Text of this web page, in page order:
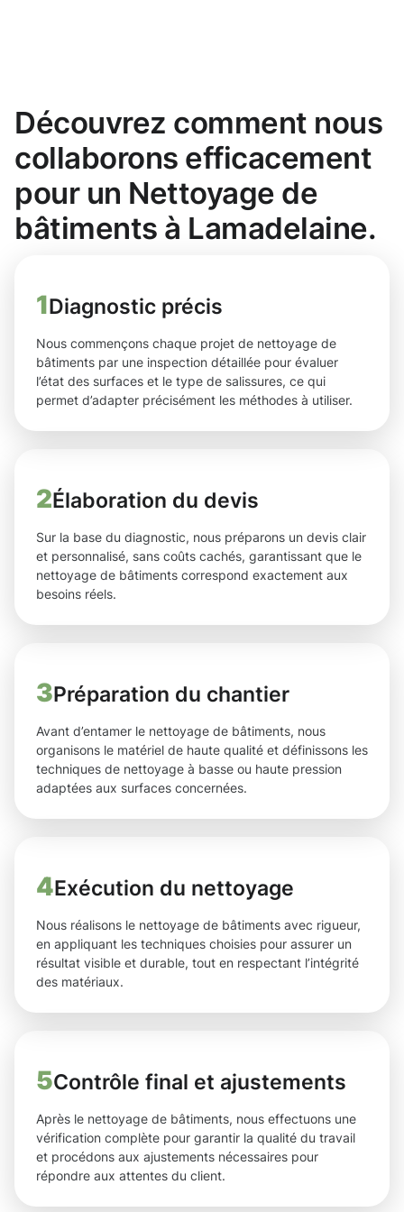
Découvrez comment nous
collaborons efficacement
pour un Nettoyage de
bâtiments à Lamadelaine.
1Diagnostic précis
Nous commençons chaque projet de nettoyage de
bâtiments par une inspection détaillée pour évaluer
l’état des surfaces et le type de salissures, ce qui
permet d’adapter précisément les méthodes à utiliser.
2Élaboration du devis
Sur la base du diagnostic, nous préparons un devis clair
et personnalisé, sans coûts cachés, garantissant que le
nettoyage de bâtiments correspond exactement aux
besoins réels.
3Préparation du chantier
Avant d’entamer le nettoyage de bâtiments, nous
organisons le matériel de haute qualité et définissons les
techniques de nettoyage à basse ou haute pression
adaptées aux surfaces concernées.
4Exécution du nettoyage
Nous réalisons le nettoyage de bâtiments avec rigueur,
en appliquant les techniques choisies pour assurer un
résultat visible et durable, tout en respectant l’intégrité
des matériaux.
5Contrôle final et ajustements
Après le nettoyage de bâtiments, nous effectuons une
vérification complète pour garantir la qualité du travail
et procédons aux ajustements nécessaires pour
répondre aux attentes du client.